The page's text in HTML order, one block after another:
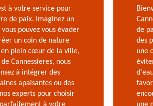
à votre service pour
de paix. Imaginez un
pouvez vous évader
un coin de nature
en plein cœur de la ville,
Cannessieres, nous
à intégrer des
apaisantes ou des
experts pour choisir
de
des
une